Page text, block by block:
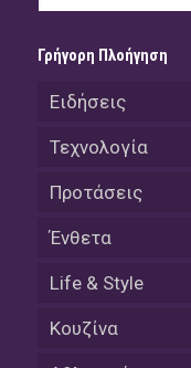
Γρήγορη Πλοήγηση
Ειδήσεις
Τεχνολογία
Προτάσεις
Ένθετα
Life & Style
Κουζίνα